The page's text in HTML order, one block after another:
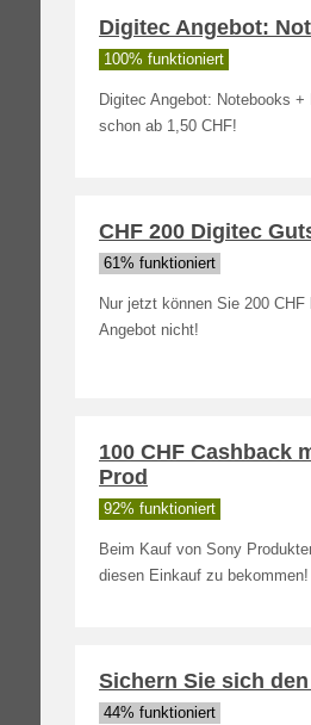
Digitec Angebot:
100% funktioniert
Digitec Angebot: Notebooks
schon ab 1,50 CHF!
CHF 200 Digitec
61% funktioniert
Nur jetzt können Sie 200
Angebot nicht!
100 CHF Cashback
Prod
92% funktioniert
Beim Kauf von Sony
diesen Einkauf zu bekommen!
Sichern Sie sich
44% funktioniert